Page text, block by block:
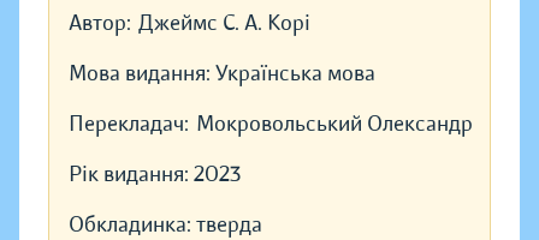
Автор: Джеймс С. А. Корі
Мова видання: Українська мова
Перекладач: Мокровольський Олександр
Рік видання: 2023
Обкладинка: тверда